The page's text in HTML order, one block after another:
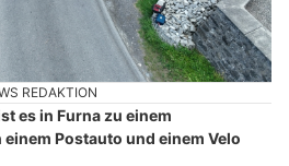
REDAKTION
es in Furna zu einem
Postauto und einem Velo